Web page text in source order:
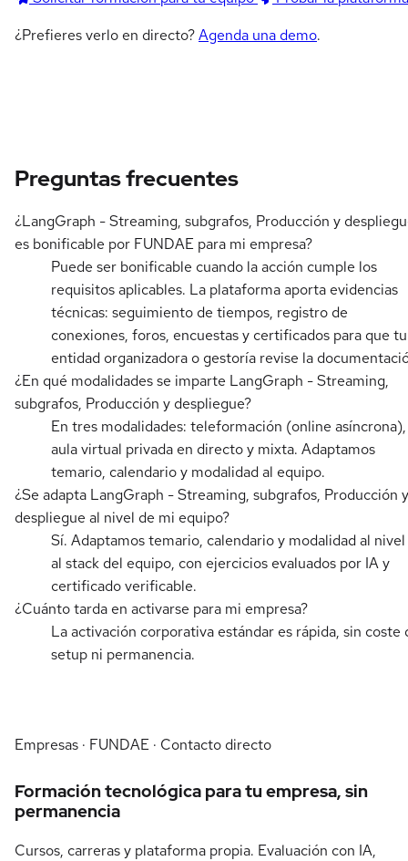
¿Prefieres verlo en directo?Agenda una demo.
Preguntas frecuentes
¿LangGraph - Streaming, subgrafos, Producción y
es bonificable por FUNDAE para mi empresa?
Puede ser bonificable cuando la acción cumple los
requisitos aplicables. La plataforma aporta evidencias
técnicas: seguimiento de tiempos, registro de
conexiones, foros, encuestas y certificados para que tu
entidad organizadora o gestoría revise la
¿En qué modalidades se imparte LangGraph - Streaming,
subgrafos, Producción y despliegue?
En tres modalidades: teleformación (online asíncrona),
aula virtual privada en directo y mixta. Adaptamos
temario, calendario y modalidad al equipo.
¿Se adapta LangGraph - Streaming, subgrafos, Producción y
despliegue al nivel de mi equipo?
Sí. Adaptamos temario, calendario y modalidad al
al stack del equipo, con ejercicios evaluados por IA y
certificado verificable.
¿Cuánto tarda en activarse para mi empresa?
La activación corporativa estándar es rápida, sin coste
setup ni permanencia.
Empresas · FUNDAE · Contacto directo
Formación tecnológica para tu empresa, sin
permanencia
Cursos, carreras y plataforma propia. Evaluación con IA,